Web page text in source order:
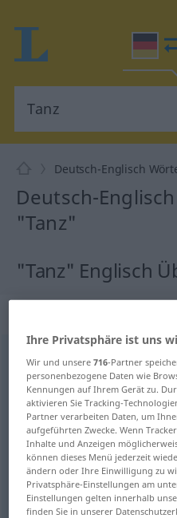
Deutsch-Englisch
Deutsch-
"Tanz"
"Tanz" Englisch
Tanz [tants] <Tanzes Tänze
Übersicht aller
(Für mehr Details die
dance dance,
ball dance
Ihre Privatsphäre ist uns
Wir und unsere716-Partner
personenbezogene Daten wie
Kennungen auf Ihrem Gerät zu.
aktivieren Sie Tracking-
Partner verarbeiten Daten, um
aufgeführten Zwecke. Wenn
Inhalte und Anzeigen
können dieses Menü jederzeit
ändern oder Ihre Einwilligung zu
Privatsphäre-Einstellungen am
Einstellungen gelten innerhalb
finden Sie in unserer